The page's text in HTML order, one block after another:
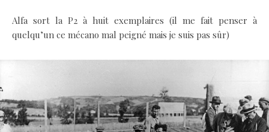
Alfa sort la P2 à huit exemplaires (il me fait penser à
quelqu’un ce mécano mal peigné mais je suis pas sûr)